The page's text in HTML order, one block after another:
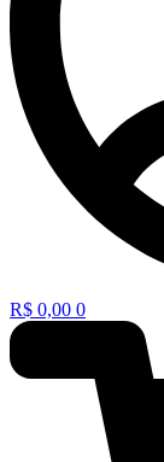
R$ 0,00 0